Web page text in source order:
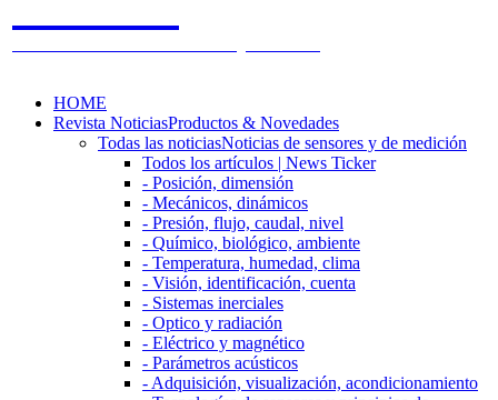
HOME
Revista NoticiasProductos & Novedades
Todas las noticiasNoticias de sensores y de medición
Todos los artículos | News Ticker
- Posición, dimensión
- Mecánicos, dinámicos
- Presión, flujo, caudal, nivel
- Químico, biológico, ambiente
- Temperatura, humedad, clima
- Visión, identificación, cuenta
- Sistemas inerciales
- Optico y radiación
- Eléctrico y magnético
- Parámetros acústicos
- Adquisición, visualización, acondicionamiento